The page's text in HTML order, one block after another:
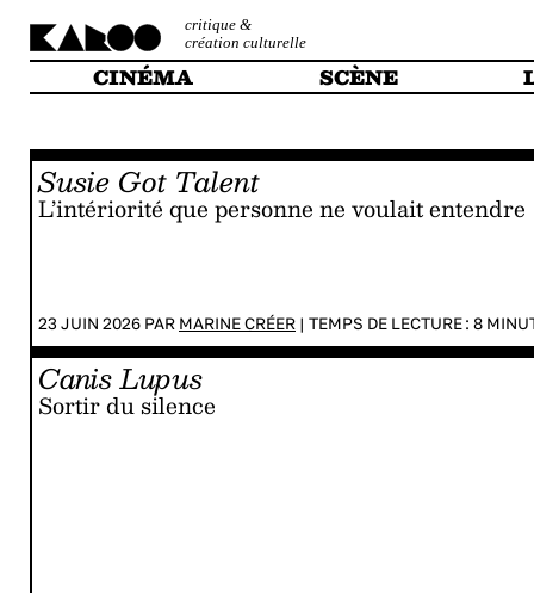
critique &
création culturelle
CINÉMA SCÈNE
Susie Got Talent
L’intériorité que personne ne voulait entendre
23 JUIN 2026 PAR MARINE CRÉER | TEMPS DE LECTURE : 8
Canis Lupus
Sortir du silence